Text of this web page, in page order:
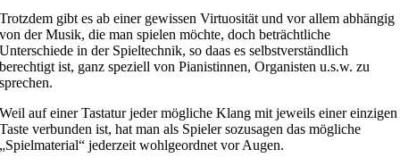
Trotzdem gibt es ab einer gewissen Virtuosität und vor allem abhängig
von der Musik, die man spielen möchte, doch beträchtliche
Unterschiede in der Spieltechnik, so daas es selbstverständlich
berechtigt ist, ganz speziell von Pianistinnen, Organisten u.s.w. zu
sprechen.
Weil auf einer Tastatur jeder mögliche Klang mit jeweils einer einzigen
Taste verbunden ist, hat man als Spieler sozusagen das mögliche
„Spielmaterial“ jederzeit wohlgeordnet vor Augen.